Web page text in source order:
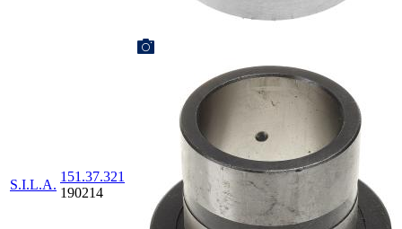
S.I.L.A.
151.37.321
190214